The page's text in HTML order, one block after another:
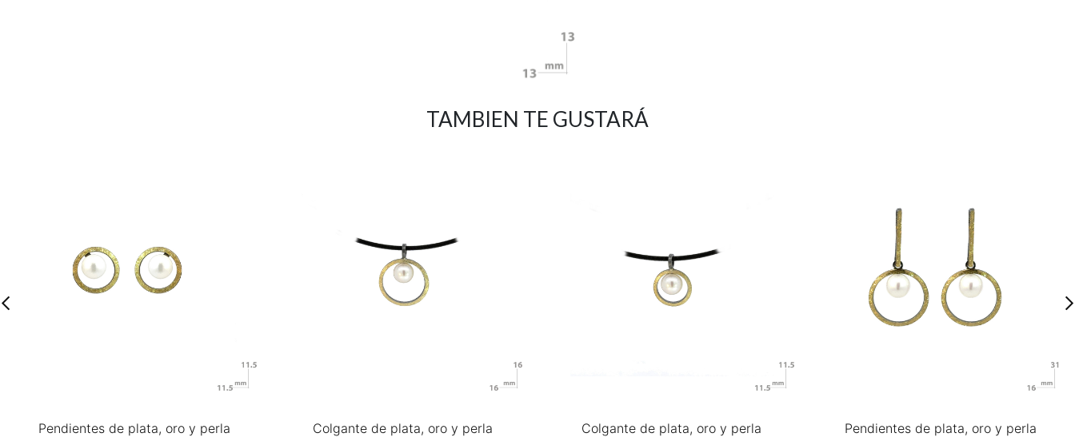
TAMBIEN TE GUSTARÁ
Pendientes de plata, oro y perla Colgante de plata, oro y perla Colgante de plata, oro y perla Pendientes de plata, oro y perla